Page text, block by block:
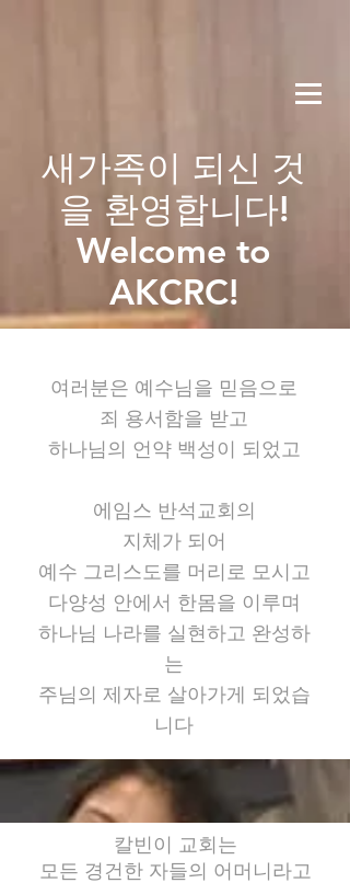
새가족이 되신 것
을 환영합니다!
Welcome to
AKCRC!
여러분은 예수님을 믿음으로
죄 용서함을 받고
하나님의 언약 백성이 되었고
에 임스 반석교회의
지체가 되어
예수 그리스도를 머리로 모시고
다양성 안에서 한몸을 이루며
하나님 나라를 실현하고 완성하
는
주님의 제자로 살아가게 되었습
니다
칼빈이 교회는
모든 경건한 자들의 어머니라고